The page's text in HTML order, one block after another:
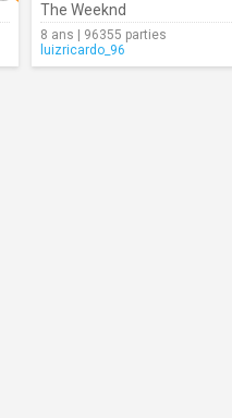
The Weeknd
8 ans | 96355 parties
luizricardo_96